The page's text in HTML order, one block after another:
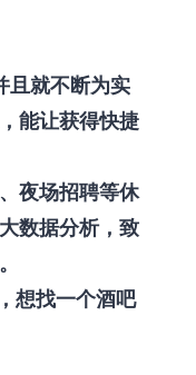
且就不断为实
能让获得快捷
夜场招聘等休
数据分析，致
想找一个酒吧